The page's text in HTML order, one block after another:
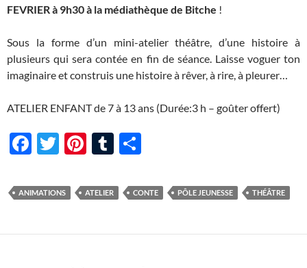
FEVRIER à 9h30 à la médiathèque de Bitche !
Sous la forme d’un mini-atelier théâtre, d’une histoire à
plusieurs qui sera contée en fin de séance. Laisse voguer ton
imaginaire et construis une histoire à rêver, à rire, à pleurer…
ATELIER ENFANT de 7 à 13 ans (Durée:3 h – goûter offert)
F
e
b
o
T
itt
er
Pi
er
es
t
T
m
bl
r
ta
g
er
ANIMATIONS ATELIER CONTE PÔLE JEUNESSE THÉÂTRE